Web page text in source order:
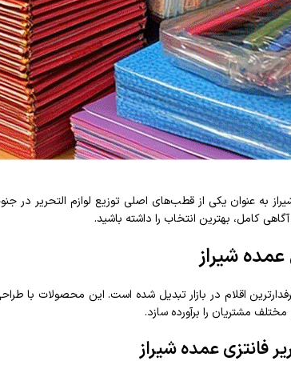
به عنوان یکی از قطب‌های اصلی توزیع لوازم التحریر
آگاهی کامل، بهترین انتخاب را داشته باشید.
عمده شیراز
اقلام در بازار تبدیل شده است. این محصولات با
مشتریان را برآورده سازد.
فانتزی عمده شیراز